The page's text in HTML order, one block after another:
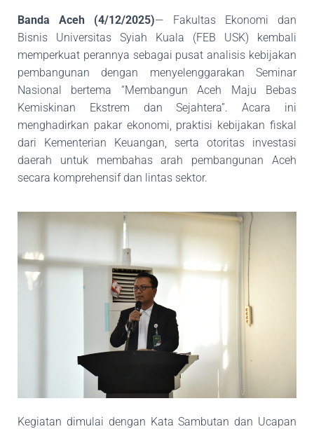
Banda Aceh (4/12/2025)— Fakultas Ekonomi dan
Bisnis Universitas Syiah Kuala
(FEB USK) kembali
memperkuat perannya sebagai pusat analisis kebijakan
pembangunan
dengan menyelenggarakan Seminar
Nasional bertema “Membangun Aceh Maju Bebas
Kemiskinan Ekstrem dan Sejahtera”. Acara ini
menghadirkan pakar ekonomi, praktisi kebijakan fiskal
dari Kementerian Keuangan, serta otoritas investasi
daerah untuk membahas
arah pembangunan Aceh
secara komprehensif dan lintas sektor.
Kegiatan dimulai dengan Kata Sambutan dan Ucapan